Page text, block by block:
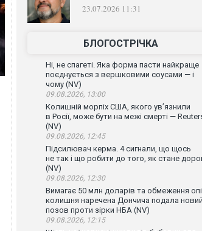
23.07.2026 11:31
БЛОГОСТРІЧКА
Ні, не спагеті. Яка форма пасти найкраще
поєднується з вершковими соусами — і
чому (NV)
09.08.2026, 13:00
Колишній морпіх США, якого ув’язнили
в Росії, може бути на межі смерті —
(NV)
09.08.2026, 12:45
Підсилювач керма. 4 сигнали, що щось
не так і що робити до того, як стане
(NV)
09.08.2026, 12:30
Вимагає 50 млн доларів та обмеження
колишня наречена Дончича подала новий
позов проти зірки НБА (NV)
09.08.2026, 12:15